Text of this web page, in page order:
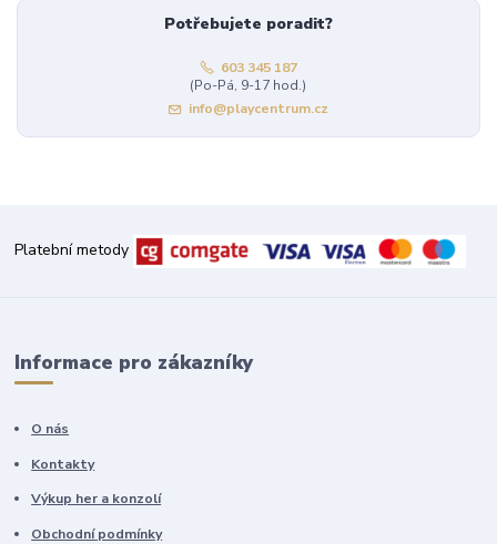
Potřebujete poradit?
603 345 187
(Po-Pá, 9-17 hod.)
info@playcentrum.cz
Platební metody
Informace pro zákazníky
O nás
Kontakty
Výkup her a konzolí
Obchodní podmínky